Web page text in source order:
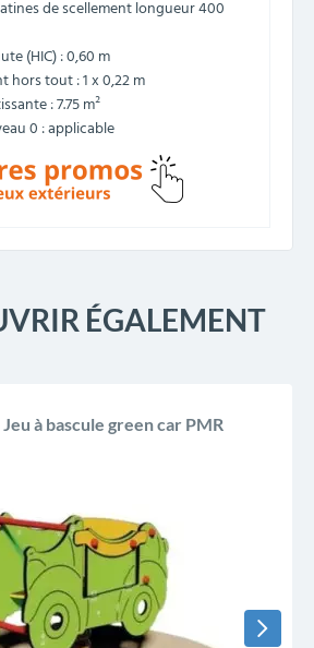
de scellement longueur 400
(HIC) : 0,60 m
hors tout : 1 x 0,22 m
: 7.75 m²
0 : applicable
ÉGALEMENT
Jeu à bascule green car PMR